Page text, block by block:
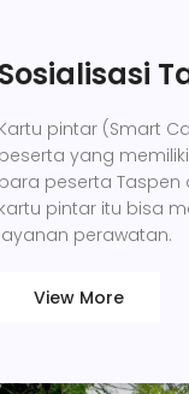
Sosialisasi
Kartu pintar (Smart
peserta yang
para peserta
kartu pintar itu bisa
layanan perawatan.
View More